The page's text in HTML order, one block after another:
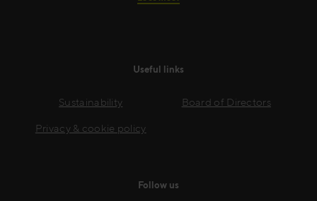
Useful links
Sustainability
Privacy & cookie policy
Board of Directors
Follow us